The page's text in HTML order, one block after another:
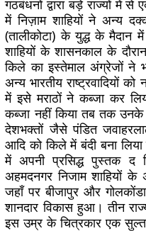
गठबंधनों द्वारा बड़े राज्यों में
में निज़ाम शाहियों ने अन्य
(तालीकोटा) के युद्ध के मैदान
शाहियों के शासनकाल के
किले का इस्तेमाल अंग्रेजों ने
अन्य भारतीय राष्ट्रवादियों
में इसे मराठों ने कब्जा कर
कब्जा नहीं किया तब तक उनके
देशभक्तों जैसे पंडित
आदि को किले में बंदी बना
में अपनी प्रसिद्ध पुस्तक द
अहमदनगर निजाम शाहियों
जहाँ पर बीजापुर और
शानदार विकास हुआ। तीन
इस उम्र के चित्रकार एक